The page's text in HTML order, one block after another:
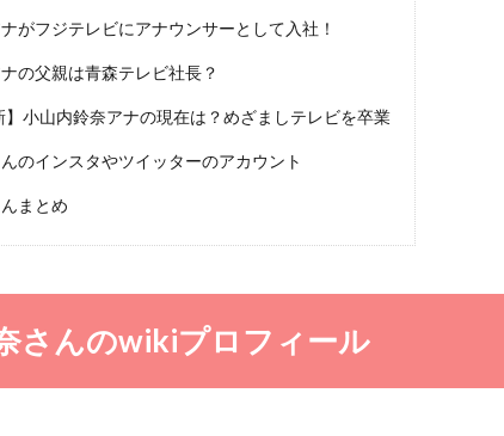
がフジテレビにアナウンサーとして入社！
の父親は青森テレビ社長？
】小山内鈴奈アナの現在は？めざましテレビを卒業
のインスタやツイッターのアカウント
まとめ
さんのwikiプロフィール